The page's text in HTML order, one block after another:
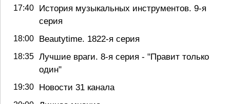
17:40
История музыкальных инструментов. 9-я
серия
18:00 Beautytime. 1822-я серия
18:35 Лучшие враги. 8-я серия - "Правит только
один"
19:30 Новости 31 канала